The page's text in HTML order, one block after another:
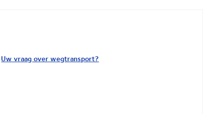
Uw vraag over wegtransport?